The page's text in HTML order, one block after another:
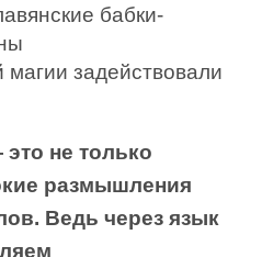
бабки-
магии задействовали
не только
размышления
Ведь через язык